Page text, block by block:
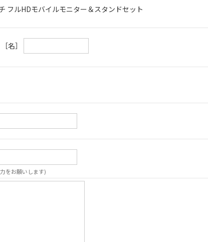
フルHDモバイルモニター＆スタンドセット
［名］
をお願いします)